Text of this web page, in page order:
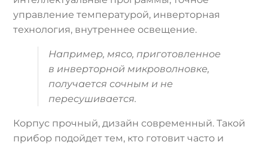
управление температурой, инверторная
технология, внутреннее освещение.
Например, мясо, приготовленное
в инверторной микроволновке,
получается сочным и не
пересушивается.
Корпус прочный, дизайн современный. Такой
прибор подойдет тем, кто готовит часто и